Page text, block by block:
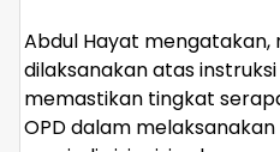
Abdul Hayat mengatakan,
dilaksanakan atas
memastikan tingkat
OPD dalam